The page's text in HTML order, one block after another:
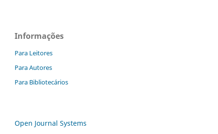
Informações
Para Leitores
Para Autores
Para Bibliotecários
Open Journal Systems